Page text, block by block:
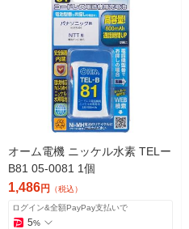
オーム電機 ニッケル水素 TELー
B81 05-0081 1個
1,486円 （税込）
ログイン&全額PayPay支払いで
5%